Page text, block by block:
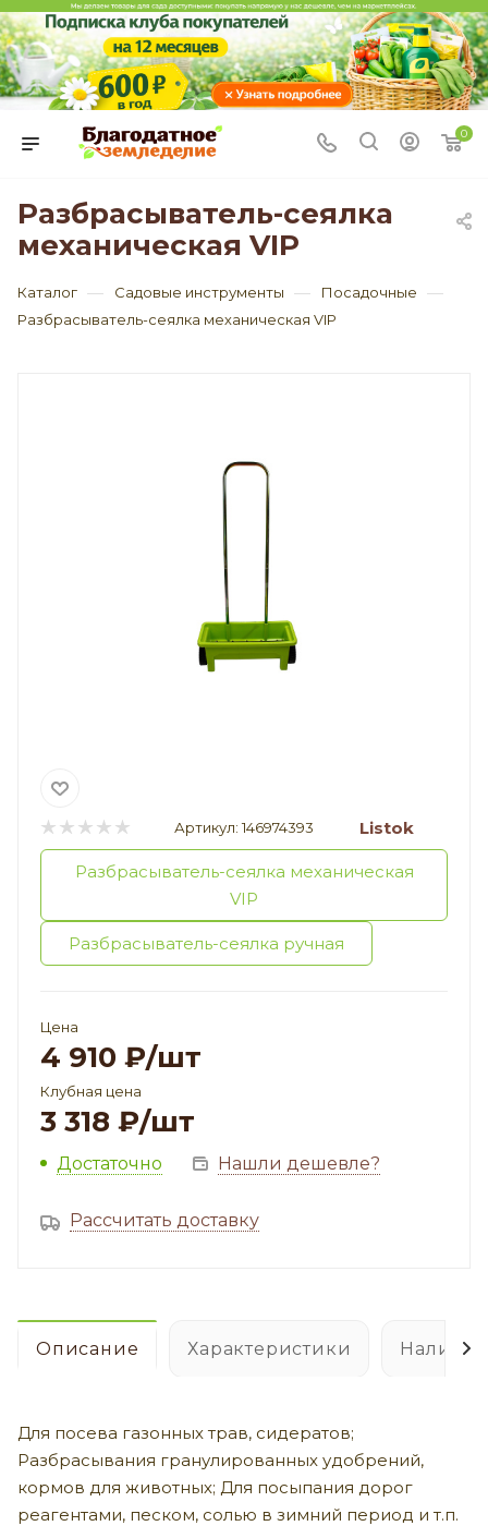
0
Разбрасыватель-сеялка
механическая VIP
Каталог — Садовые инструменты — Посадочные —
Разбрасыватель-сеялка механическая VIP
Артикул: 146974393 Listok
Разбрасыватель-сеялка механическая
VIP
Разбрасыватель-сеялка ручная
Цена
4 910 ₽/шт
Клубная цена
3 318 ₽/шт
Достаточно Нашли дешевле?
Рассчитать доставку
Описание Характеристики
Для посева газонных трав, сидератов;
Разбрасывания гранулированных удобрений,
кормов для животных; Для посыпания дорог
реагентами, песком, солью в зимний период и т.п.